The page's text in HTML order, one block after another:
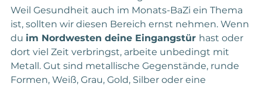
Weil Gesundheit auch im Monats-BaZi ein Thema
ist, sollten wir diesen Bereich ernst nehmen. Wenn
du im Nordwesten deine Eingangstür hast oder
dort viel Zeit verbringst, arbeite unbedingt mit
Metall. Gut sind metallische Gegenstände, runde
Formen, Weiß, Grau, Gold, Silber oder eine